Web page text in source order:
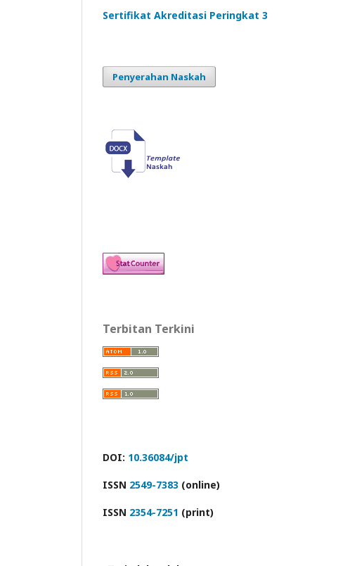
Sertifikat Akreditasi Peringkat 3
Penyerahan Naskah
Terbitan Terkini
DOI: 10.36084/jpt
ISSN 2549-7383 (online)
ISSN 2354-7251 (print)